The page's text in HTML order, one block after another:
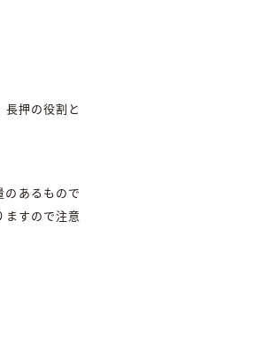
押の役割と
のあるもので
ますので注意